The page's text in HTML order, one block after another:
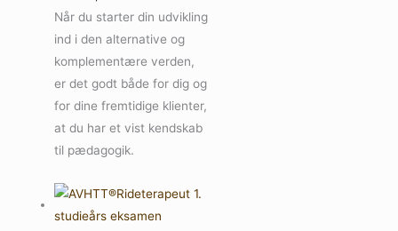
Når du starter din udvikling
ind i den alternative og
komplementære verden,
er det godt både for dig og
for dine fremtidige klienter,
at du har et vist kendskab
til pædagogik.